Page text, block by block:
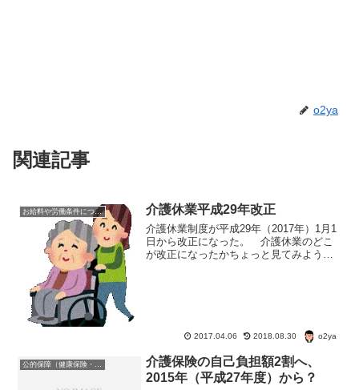
o2ya
関連記事
お給料や労働条件について知ろう 介護休業平成29年改正
介護休業制度が平成29年（2017年）1月1
日から改正になった。 介護休業のどこ
が改正になったかちょっと見てみよう。
2017.04.06 2018.08.30 o2ya
介護保険の自己負担額2割へ、
2015年（平成27年度）から？